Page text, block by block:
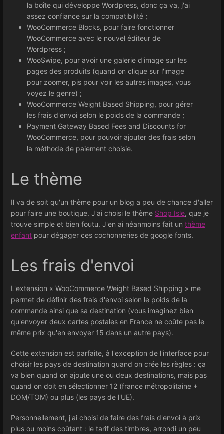
la boîte qui développe Wordpress, donc ça va, j'ai
assez confiance sur la compatibilité ;
WooCommerce Blocks, pour faire fonctionner
WooCommerce avec le nouvel éditeur de
Wordpress ;
WooSwipe, pour avoir une galerie d'image sur les
pages des produits (quand on clique sur l'image
pour zoomer, pis pour voir les autres images, vous
voyez le genre) ;
WooCommerce Weight Based Shipping, pour gérer
les frais d'envoi selon le poids de la commande ;
Payment Gateway Based Fees and Discounts for
WooCommerce, pour pouvoir ajouter des frais selon
la méthode de paiement choisie.
Le thème
Il va de soit qu'un thème pour un blog a peu de chance d'aller
pour faire une boutique. J'ai choisi le thème Shop Isle, que je
trouve simple et bien foutu. J'en ai néanmoins fait un thème
enfant pour dégager ces cochonneries de google fonts.
Les frais d'envoi
L'extension « WooCommerce Weight Based Shipping » me
permet de définir des frais d'envoi selon le poids de la
commande ainsi que sa destination (vous imaginez bien
qu'envoyer deux cartes postales en France ne coûte pas le
même prix qu'en envoyer 15 dans un autre pays).
Cette extension est parfaite, à l'exception de l'interface pour
choisir les pays de destination quand on crée les règles : ça
va bien quand on ajoute une ou deux destinations, mais pas
quand on doit en sélectionner 12 (france métropolitaine +
DOM/TOM) ou plus (les pays de l'UE).
Personnellement, j'ai choisi de faire des frais d'envoi à prix
plus ou moins coûtant : le tarif des timbres, arrondi un peu